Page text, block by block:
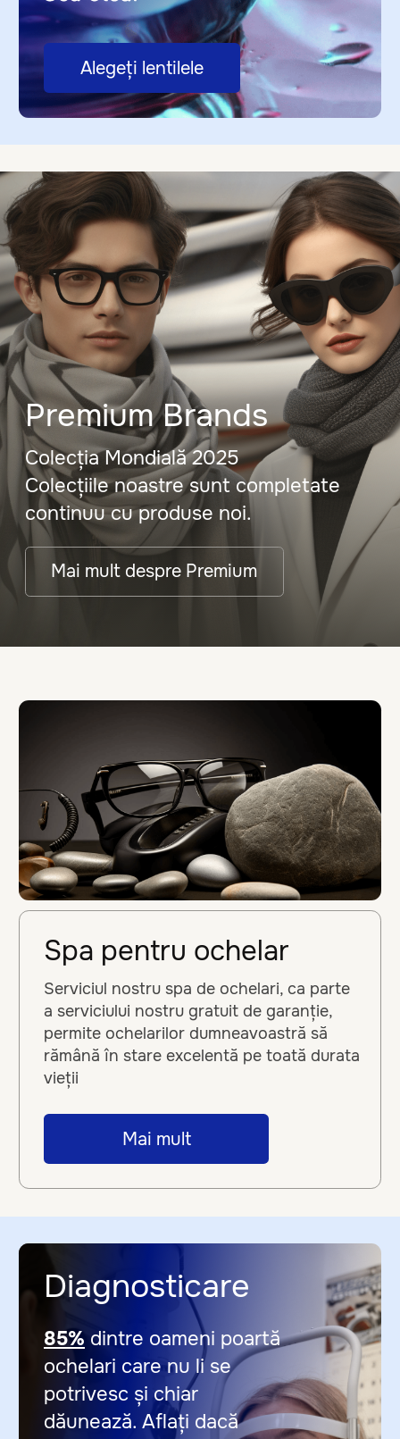
+373 67 24 00 00
str. M. Eminescu, 48 ↗
+373 68 24 86 48
bd. Ștefan cel mare, 132 ↗
bd. Mircea cel Bătrîn, 7/1 ↗
+373 61 00 09 17
bd. Decebal, 6 ↗
+373 67 21 11 12
Rame medicale
Ochelari de soare
Premium
Lentile de contact
Diagnosticarea
Lentile de ochelari
Blog
Termeni și condiții
Lucrările noastre
Spa pentru ochelari
Despre noi